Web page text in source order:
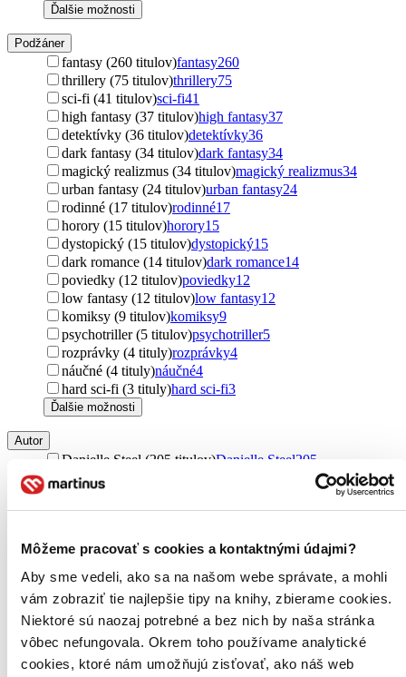
Môžeme pracovať s cookies a kontaktnými údajmi?
Aby sme vedeli, ako sa na našom webe správate, a mohli
vám zobraziť tie najlepšie tipy na knihy, zbierame cookies.
Niektoré sú naozaj potrebné a bez nich by naša stránka
vôbec nefungovala. Okrem toho používame analytické
cookies, ktoré nám umožňujú zisťovať, ako náš web
Ďalšie možnosti
Podžáner
fantasy (260 titulov)fantasy260
thrillery (75 titulov)thrillery75
sci-fi (41 titulov)sci-fi41
high fantasy (37 titulov)high fantasy37
detektívky (36 titulov)detektívky36
dark fantasy (34 titulov)dark fantasy34
magický realizmus (34 titulov)magický realizmus34
urban fantasy (24 titulov)urban fantasy24
rodinné (17 titulov)rodinné17
horory (15 titulov)horory15
dystopický (15 titulov)dystopický15
dark romance (14 titulov)dark romance14
poviedky (12 titulov)poviedky12
low fantasy (12 titulov)low fantasy12
komiksy (9 titulov)komiksy9
psychotriller (5 titulov)psychotriller5
rozprávky (4 tituly)rozprávky4
náučné (4 tituly)náučné4
hard sci-fi (3 tituly)hard sci-fi3
Ďalšie možnosti
Autor
Danielle Steel (205 titulov)Danielle Steel205
Mary Balogh (116 titulov)
Colleen Hoover (61 titulov)Colleen Hoover61
Penelope Ward (59 titulov)Penelope Ward 59
Christina Lauren (57 titulov)
Christina Lauren
Jane Feather (54 titulov)Jane Feather54
Julia Quinn (54 titulov)Julia Quinn54
L.J. Shen (51 titulov)L.J. Shen 51
Barbara Cartland (49 titulov) Barbara Cartland49
Stephanie Laurens (49 titulov)Stephanie Laurens49